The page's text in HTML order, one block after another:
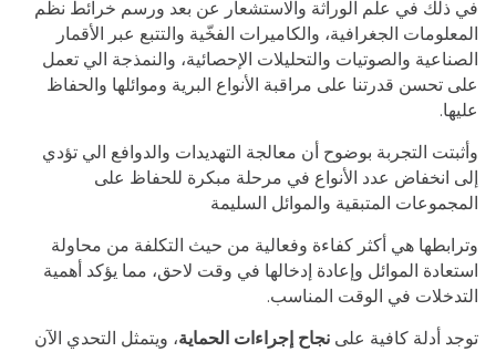
في ذلك في علم الوراثة والاستشعار عن بعد ورسم خرائط نظم
المعلومات الجغرافية، والكاميرات الفخّية والتتبع عبر الأقمار
الصناعية والصوتيات والتحليلات الإحصائية، والنمذجة الي تعمل
على تحسن قدرتنا على مراقبة الأنواع البرية وموائلها والحفاظ
عليها.
وأثبتت التجربة بوضوح أن معالجة التهديدات والدوافع الي تؤدي
إلى انخفاض عدد الأنواع في مرحلة مبكرة للحفاظ على
المجموعات المتبقية والموائل السليمة
وترابطها هي أكثر كفاءة وفعالية من حيث التكلفة من محاولة
استعادة الموائل وإعادة إدخالها في وقت لاحق، مما يؤكد أهمية
التدخلات في الوقت المناسب.
توجد أدلة كافية على نجاح إجراءات الحماية، ويتمثل التحدي الآن